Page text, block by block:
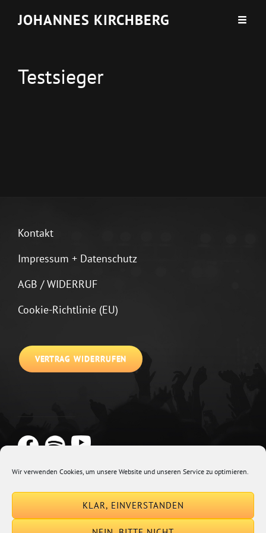
Wir verwenden Cookies, um unsere Website und unseren Service zu optimieren.
KLAR, EINVERSTANDEN
JOHANNES KIRCHBERG
Testsieger
Kontakt
Impressum + Datenschutz
AGB / WIDERRUF
Cookie-Richtlinie (EU)
VERTRAG WIDERRUFEN
Euphony By Catch Themes